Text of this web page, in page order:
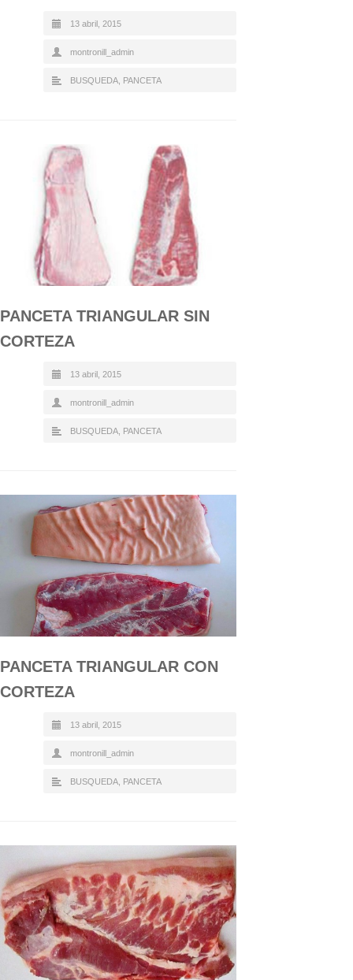
13 abril, 2015
montronill_admin
BUSQUEDA PANCETA
PANCETA TRIANGULAR SIN
CORTEZA
13 abril, 2015
montronill_admin
BUSQUEDA PANCETA
PANCETA TRIANGULAR CON
CORTEZA
13 abril, 2015
montronill_admin
BUSQUEDA PANCETA